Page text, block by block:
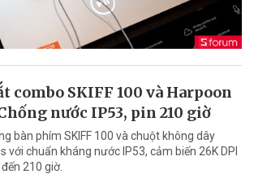
combo SKIFF 100 và Harpoon
nước IP53, pin 210 giờ
bàn phím SKIFF 100 và chuột không dây
với chuẩn kháng nước IP53, cảm biến 26K DPI
210 giờ.